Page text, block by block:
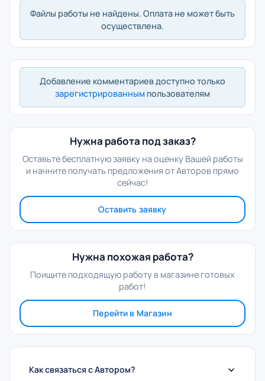
Файлы работы не найдены. Оплата не может быть
осуществлена.
Добавление комментариев доступно только
зарегистрированным пользователям
Нужна работа под заказ?
Оставьте бесплатную заявку на оценку Вашей работы
и начните получать предложения от Авторов прямо
сейчас!
Оставить заявку
Нужна похожая работа?
Поищите подходящую работу в магазине готовых
работ!
Перейти в Магазин
Как связаться с Автором?